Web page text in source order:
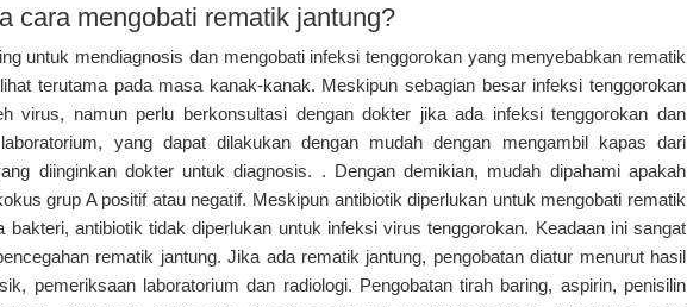
cara mengobati rematik jantung?
untuk mendiagnosis dan mengobati infeksi tenggorokan yang menyebabkan rematik
terutama pada masa kanak-kanak. Meskipun sebagian besar infeksi tenggorokan
virus, namun perlu berkonsultasi dengan dokter jika ada infeksi tenggorokan dan
yang dapat dilakukan dengan mudah dengan mengambil kapas dari
diinginkan dokter untuk diagnosis. . Dengan demikian, mudah dipahami apakah
grup A positif atau negatif. Meskipun antibiotik diperlukan untuk mengobati rematik
bakteri, antibiotik tidak diperlukan untuk infeksi virus tenggorokan. Keadaan ini sangat
rematik jantung. Jika ada rematik jantung, pengobatan diatur menurut hasil
pemeriksaan laboratorium dan radiologi. Pengobatan tirah baring, aspirin, penisilin